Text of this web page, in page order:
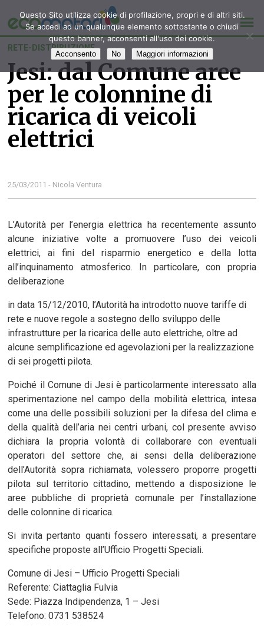
RETE-DISTRIBUZIONE
Jesi: dal Comune aree
per le colonnine di
ricarica di veicoli
elettrici
25/03/2011 - Nicola Ventura
L’Autorità per l’energia elettrica ha recentemente assunto
alcune iniziative volte a promuovere l’uso dei veicoli
elettrici, ai fini del risparmio energetico e della lotta
all’inquinamento atmosferico. In particolare, con propria
deliberazione
in data 15/12/2010, l’Autorità ha introdotto nuove tariffe di
rete e nuove regole a sostegno dello sviluppo delle
infrastrutture per la ricarica delle auto elettriche, oltre ad
alcune semplificazione ed agevolazioni per la realizzazione
di sei progetti pilota.
Poiché il Comune di Jesi è particolarmente interessato alla
sperimentazione nel campo della mobilità elettrica, intesa
come una delle possibili soluzioni per la difesa del clima e
della qualità dell’aria nei centri urbani, col presente avviso
dichiara la propria volontà di collaborare con eventuali
operatori del settore che, ai sensi della deliberazione
dell’Autorità sopra richiamata, volessero proporre progetti
pilota sul territorio cittadino, mettendo a disposizione le
aree pubbliche di proprietà comunale per l’installazione
delle colonnine di ricarica.
Si invita pertanto quanti fossero interessati, a presentare
specifiche proposte all’Ufficio Progetti Speciali.
Comune di Jesi – Ufficio Progetti Speciali
Referente: Ciattaglia Fulvia
Sede: Piazza Indipendenza, 1 – Jesi
Telefono: 0731 538524
Questo Sito utilizza cookie di profilazione, propri e di altri siti.
Se accedi ad un qualunque elemento sottostante o chiudi
questo banner, acconsenti all'uso dei cookie.
Acconsento No Maggiori informazioni